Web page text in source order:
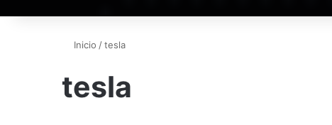
Inicio /tesla
tesla